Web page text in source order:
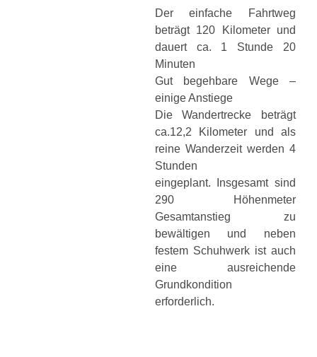
Der einfache Fahrtweg
beträgt 120 Kilometer und
dauert ca. 1 Stunde 20
Minuten
Gut begehbare Wege –
einige Anstiege
Die Wandertrecke beträgt
ca.12,2 Kilometer und als
reine Wanderzeit werden 4
Stunden
eingeplant.
Insgesamt sind
290 Höhenmeter
Gesamtanstieg zu
bewältigen und neben
festem Schuhwerk ist auch
eine ausreichende
Grundkondition
erforderlich.